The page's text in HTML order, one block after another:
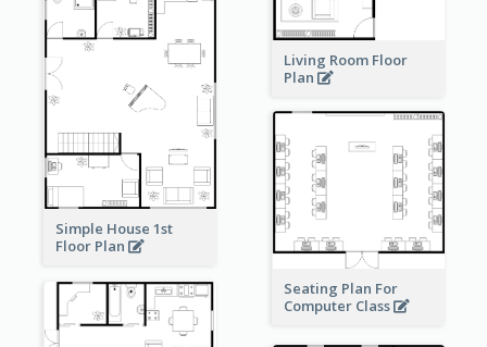
Living Room Floor
Plan
Simple House 1st
Floor Plan
Seating Plan For
Computer Class